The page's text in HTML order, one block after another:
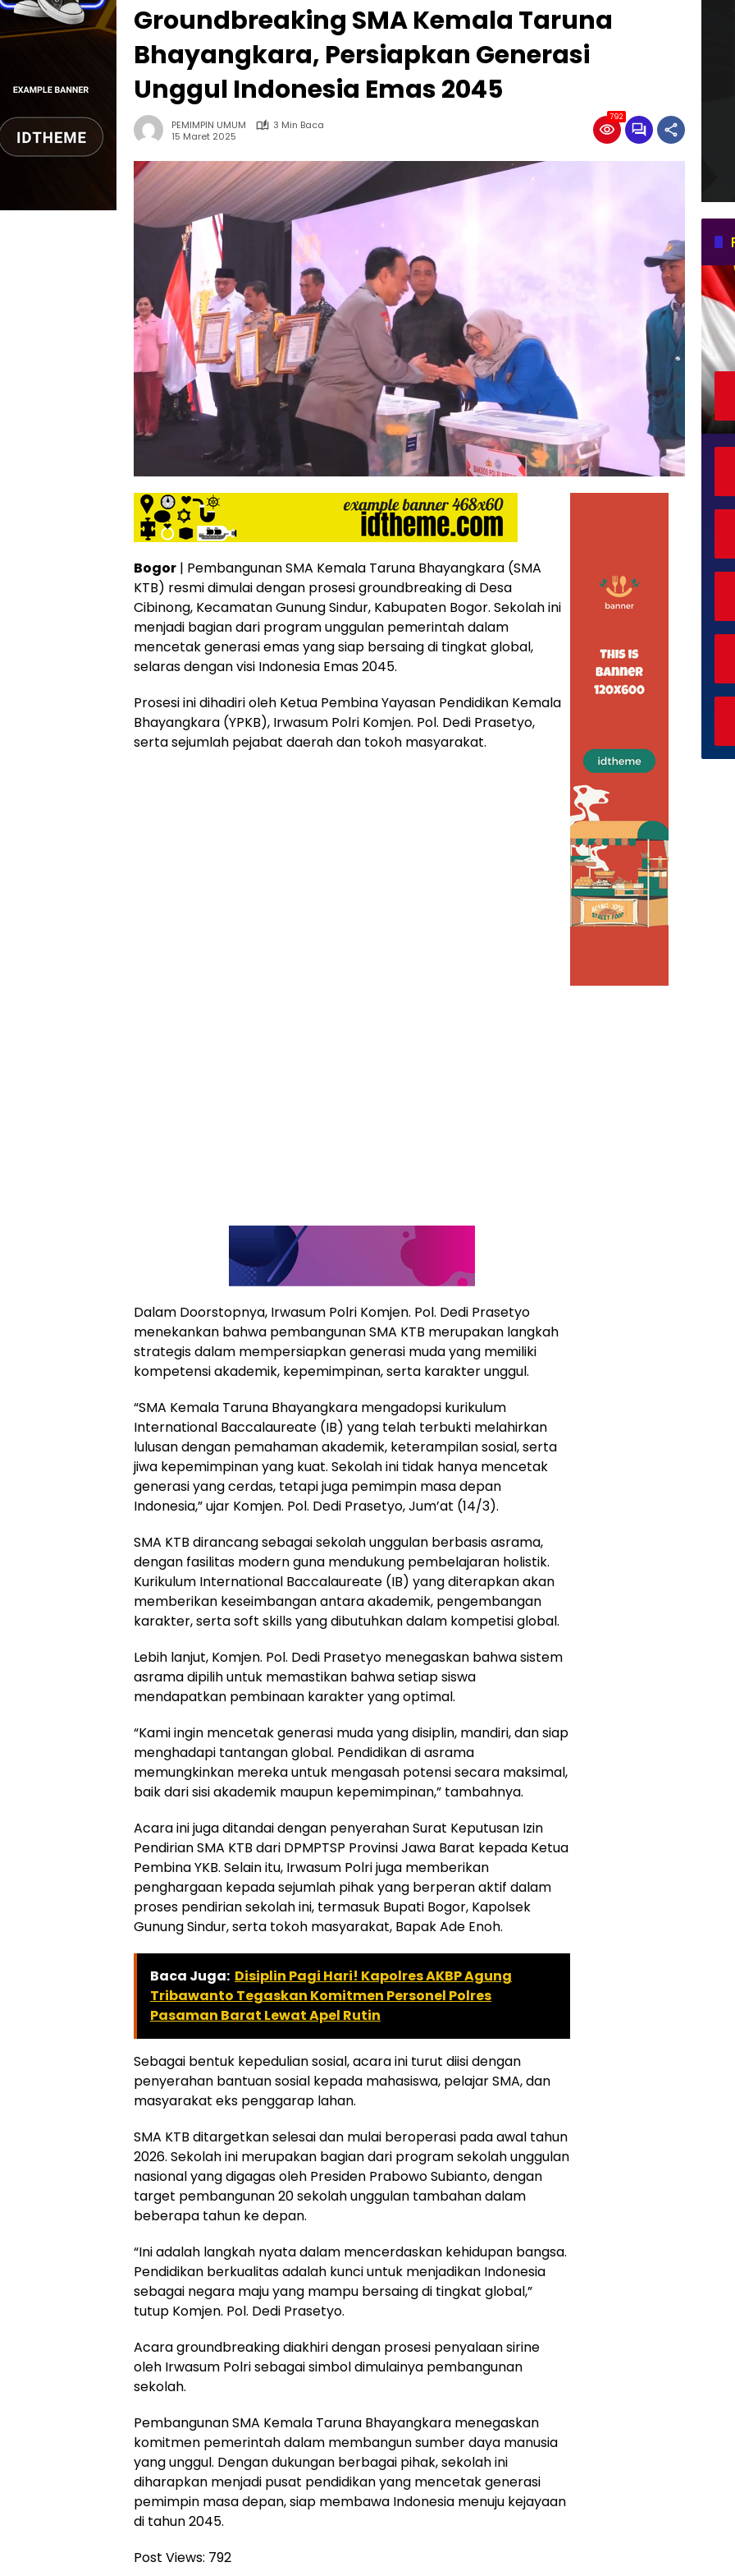
Groundbreaking SMA Kemala Taruna
Bhayangkara, Persiapkan Generasi
Unggul Indonesia Emas 2045
PEMIMPIN UMUM
3 Min Baca
15 Maret 2025
792
Bogor | Pembangunan SMA Kemala Taruna Bhayangkara (SMA
KTB) resmi dimulai dengan prosesi groundbreaking di Desa
Cibinong, Kecamatan Gunung Sindur, Kabupaten Bogor. Sekolah ini
menjadi bagian dari program unggulan pemerintah dalam
mencetak generasi emas yang siap bersaing di tingkat global,
selaras dengan visi Indonesia Emas 2045.
Prosesi ini dihadiri oleh Ketua Pembina Yayasan Pendidikan Kemala
Bhayangkara (YPKB), Irwasum Polri Komjen. Pol. Dedi Prasetyo,
serta sejumlah pejabat daerah dan tokoh masyarakat.
Dalam Doorstopnya, Irwasum Polri Komjen. Pol. Dedi Prasetyo
menekankan bahwa pembangunan SMA KTB merupakan langkah
strategis dalam mempersiapkan generasi muda yang memiliki
kompetensi akademik, kepemimpinan, serta karakter unggul.
“SMA Kemala Taruna Bhayangkara mengadopsi kurikulum
International Baccalaureate (IB) yang telah terbukti melahirkan
lulusan dengan pemahaman akademik, keterampilan sosial, serta
jiwa kepemimpinan yang kuat. Sekolah ini tidak hanya mencetak
generasi yang cerdas, tetapi juga pemimpin masa depan
Indonesia,” ujar Komjen. Pol. Dedi Prasetyo, Jum’at (14/3).
SMA KTB dirancang sebagai sekolah unggulan berbasis asrama,
dengan fasilitas modern guna mendukung pembelajaran holistik.
Kurikulum International Baccalaureate (IB) yang diterapkan akan
memberikan keseimbangan antara akademik, pengembangan
karakter, serta soft skills yang dibutuhkan dalam kompetisi global.
Lebih lanjut, Komjen. Pol. Dedi Prasetyo menegaskan bahwa sistem
asrama dipilih untuk memastikan bahwa setiap siswa
mendapatkan pembinaan karakter yang optimal.
“Kami ingin mencetak generasi muda yang disiplin, mandiri, dan siap
menghadapi tantangan global. Pendidikan di asrama
memungkinkan mereka untuk mengasah potensi secara maksimal,
baik dari sisi akademik maupun kepemimpinan,” tambahnya.
Acara ini juga ditandai dengan penyerahan Surat Keputusan Izin
Pendirian SMA KTB dari DPMPTSP Provinsi Jawa Barat kepada Ketua
Pembina YKB. Selain itu, Irwasum Polri juga memberikan
penghargaan kepada sejumlah pihak yang berperan aktif dalam
proses pendirian sekolah ini, termasuk Bupati Bogor, Kapolsek
Gunung Sindur, serta tokoh masyarakat, Bapak Ade Enoh.
Baca Juga: Disiplin Pagi Hari! Kapolres AKBP Agung
Tribawanto Tegaskan Komitmen Personel Polres
Pasaman Barat Lewat Apel Rutin
Sebagai bentuk kepedulian sosial, acara ini turut diisi dengan
penyerahan bantuan sosial kepada mahasiswa, pelajar SMA, dan
masyarakat eks penggarap lahan.
SMA KTB ditargetkan selesai dan mulai beroperasi pada awal tahun
2026. Sekolah ini merupakan bagian dari program sekolah unggulan
nasional yang digagas oleh Presiden Prabowo Subianto, dengan
target pembangunan 20 sekolah unggulan tambahan dalam
beberapa tahun ke depan.
“Ini adalah langkah nyata dalam mencerdaskan kehidupan bangsa.
Pendidikan berkualitas adalah kunci untuk menjadikan Indonesia
sebagai negara maju yang mampu bersaing di tingkat global,”
tutup Komjen. Pol. Dedi Prasetyo.
Acara groundbreaking diakhiri dengan prosesi penyalaan sirine
oleh Irwasum Polri sebagai simbol dimulainya pembangunan
sekolah.
Pembangunan SMA Kemala Taruna Bhayangkara menegaskan
komitmen pemerintah dalam membangun sumber daya manusia
yang unggul. Dengan dukungan berbagai pihak, sekolah ini
diharapkan menjadi pusat pendidikan yang mencetak generasi
pemimpin masa depan, siap membawa Indonesia menuju kejayaan
di tahun 2045.
Post Views: 792